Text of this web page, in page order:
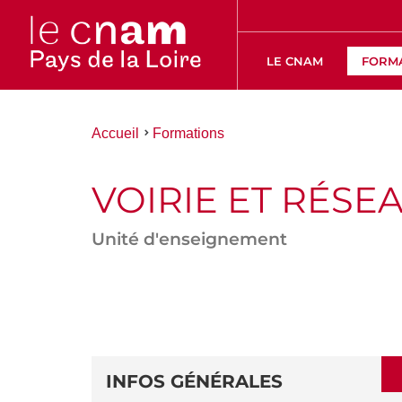
LE CNAM
Vous
Accueil Formations
VOIRIE ET
Unité d'enseignement
DE
DÉTAILS
INFOS GÉNÉRALES